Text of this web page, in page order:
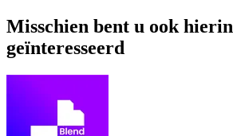
Misschien bent u ook hierin
geïnteresseerd